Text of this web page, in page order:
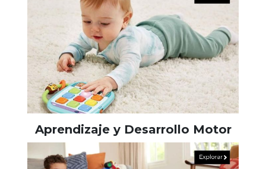
Aprendizaje y Desarrollo Motor